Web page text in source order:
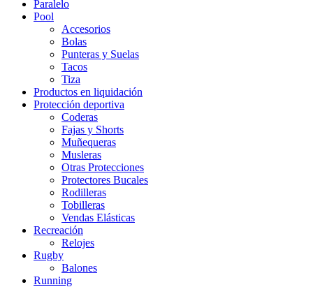
Paralelo
Pool
Accesorios
Bolas
Punteras y Suelas
Tacos
Tiza
Productos en liquidación
Protección deportiva
Coderas
Fajas y Shorts
Muñequeras
Musleras
Otras Protecciones
Protectores Bucales
Rodilleras
Tobilleras
Vendas Elásticas
Recreación
Relojes
Rugby
Balones
Running